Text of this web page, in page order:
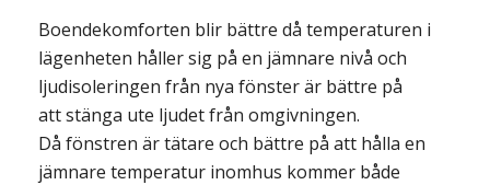
Boendekomforten blir bättre då temperaturen i
lägenheten håller sig på en jämnare nivå och
ljudisoleringen från nya fönster är bättre på
att stänga ute ljudet från omgivningen.
Då fönstren är tätare och bättre på att hålla en
jämnare temperatur inomhus kommer både